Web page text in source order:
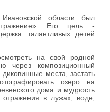
области был
Его цель -
талантливых детей
на свой родной
через композиционный
места, застать
озеро на
дома и мудрость
в лужах, воде,